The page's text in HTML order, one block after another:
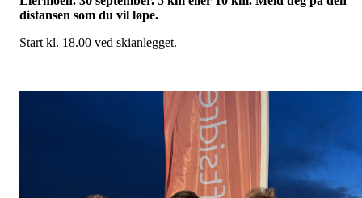
distansen som du vil løpe.
Start kl. 18.00 ved skianlegget.